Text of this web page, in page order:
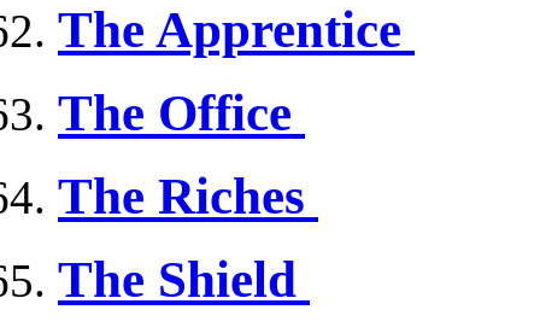
The Apprentice
The Office
The Riches
The Shield